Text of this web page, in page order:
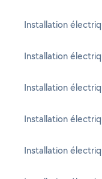
Installation
Installation
Installation
Installation
Installation